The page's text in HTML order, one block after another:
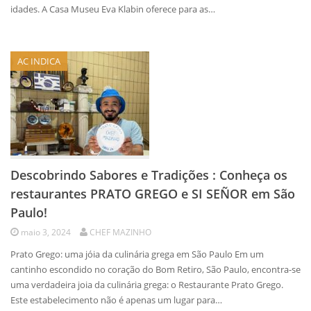
idades. A Casa Museu Eva Klabin oferece para as…
AC INDICA
Descobrindo Sabores e Tradições : Conheça os
restaurantes PRATO GREGO e SI SEÑOR em São
Paulo!
maio 3, 2024 CHEF MAZINHO
Prato Grego: uma jóia da culinária grega em São Paulo Em um
cantinho escondido no coração do Bom Retiro, São Paulo, encontra-se
uma verdadeira joia da culinária grega: o Restaurante Prato Grego.
Este estabelecimento não é apenas um lugar para…